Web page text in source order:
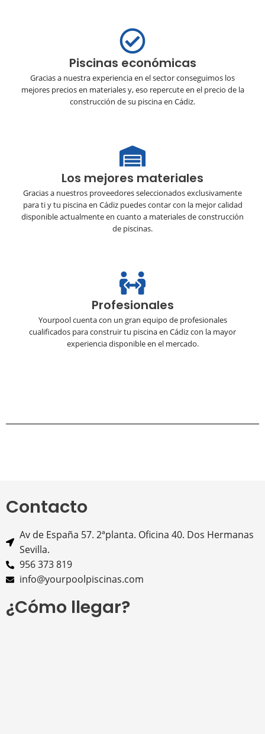
Piscinas económicas
Gracias a nuestra experiencia en el sector conseguimos los
mejores precios en materiales y, eso repercute en el precio de la
construcción de su piscina en Cádiz.
Los mejores materiales
Gracias a nuestros proveedores seleccionados exclusivamente
para ti y tu piscina en Cádiz puedes contar con la mejor calidad
disponible actualmente en cuanto a materiales de construcción
de piscinas.
Profesionales
Yourpool cuenta con un gran equipo de profesionales
cualificados para construir tu piscina en Cádiz con la mayor
experiencia disponible en el mercado.
Contacto
Av de España 57. 2ªplanta. Oficina 40. Dos Hermanas
Sevilla.
956 373 819
info@yourpoolpiscinas.com
¿Cómo llegar?